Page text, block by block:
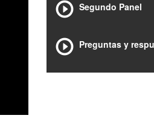
Segundo Panel
Preguntas y